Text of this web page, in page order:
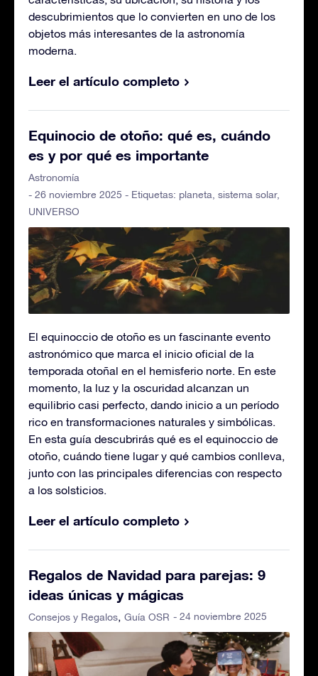
descubrimientos que lo convierten en uno de los
objetos más interesantes de la astronomía
moderna.
Leer el artículo completo
Equinocio de otoño: qué es, cuándo
es y por qué es importante
Astronomía
- 26 noviembre 2025 - Etiquetas: planeta, sistema solar,
UNIVERSO
El equinoccio de otoño es un fascinante evento
astronómico que marca el inicio oficial de la
temporada otoñal en el hemisferio norte. En este
momento, la luz y la oscuridad alcanzan un
equilibrio casi perfecto, dando inicio a un período
rico en transformaciones naturales y simbólicas.
En esta guía descubrirás qué es el equinoccio de
otoño, cuándo tiene lugar y qué cambios conlleva,
junto con las principales diferencias con respecto
a los solsticios.
Leer el artículo completo
Regalos de Navidad para parejas: 9
ideas únicas y mágicas
Consejos y Regalos Guía OSR - 24 noviembre 2025